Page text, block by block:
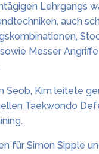
Lehrgangs
auch
Messer
Seob, Kim leitete
Taekwondo
für Simon Sipple